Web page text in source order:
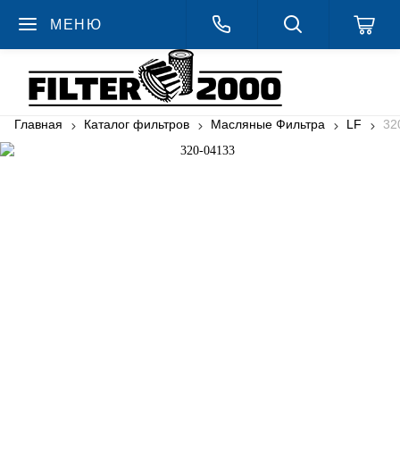
МЕНЮ
Главная Каталог фильтров Масляные Фильтра LF